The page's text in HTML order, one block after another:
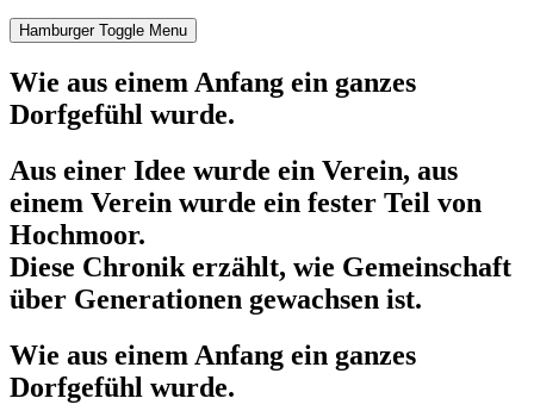
Hamburger Toggle Menu
Wie aus einem Anfang ein ganzes
Dorfgefühl wurde.
Aus einer Idee wurde ein Verein, aus
einem Verein wurde ein fester Teil von
Hochmoor.
Diese Chronik erzählt, wie Gemeinschaft
über Generationen gewachsen ist.
Wie aus einem Anfang ein ganzes
Dorfgefühl wurde.